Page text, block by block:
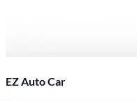
EZ Auto Car